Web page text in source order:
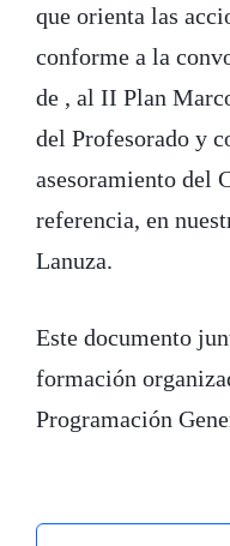
que orienta las
conforme a la
de , al II Plan
del Profesorado y
asesoramiento del
referencia, en
Lanuza.
Este documento
formación
Programación